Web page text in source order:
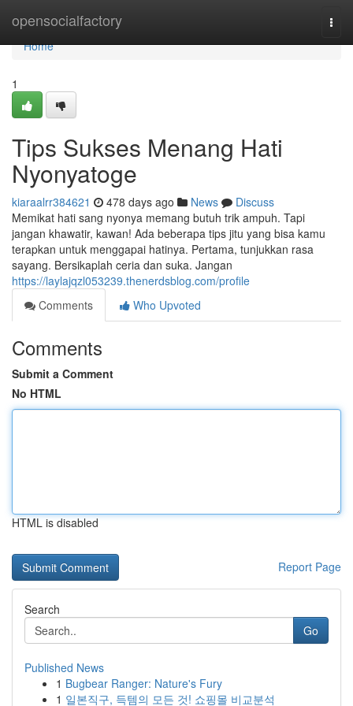
opensocialfactory
Home
Home
1
Tips Sukses Menang Hati
Nyonyatoge
kiaraalrr384621 478 days ago News
Discuss
Memikat hati sang nyonya memang butuh trik ampuh. Tapi
jangan khawatir, kawan! Ada beberapa tips jitu yang bisa kamu
terapkan untuk menggapai hatinya. Pertama, tunjukkan rasa
sayang. Bersikaplah ceria dan suka. Jangan
https://laylajqzl053239.thenerdsblog.com/profile
Comments
Who Upvoted
Comments
Submit a Comment
No HTML
HTML is disabled
Report Page
Search
Go
Published News
1 Bugbear Ranger: Nature's Fury
1 일본직구, 득템의 모든 것! 쇼핑몰 비교분석